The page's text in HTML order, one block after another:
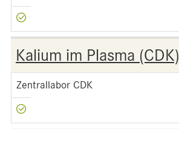
Kalium im Plasma (CDK)
Zentrallabor CDK